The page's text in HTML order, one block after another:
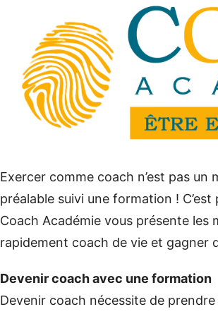
Exercer comme coach n’est pas un
préalable suivi une formation !
Coach Académie vous présente
rapidement coach de vie et gagner
Devenir coach avec une formation
Devenir coach nécessite de